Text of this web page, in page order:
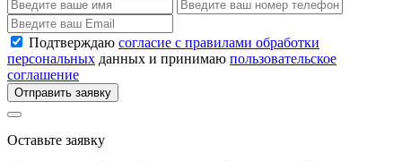
Подтверждаю согласие с правилами обработки
персональных данных и принимаю пользовательское
соглашение
Отправить заявку
Оставьте заявку